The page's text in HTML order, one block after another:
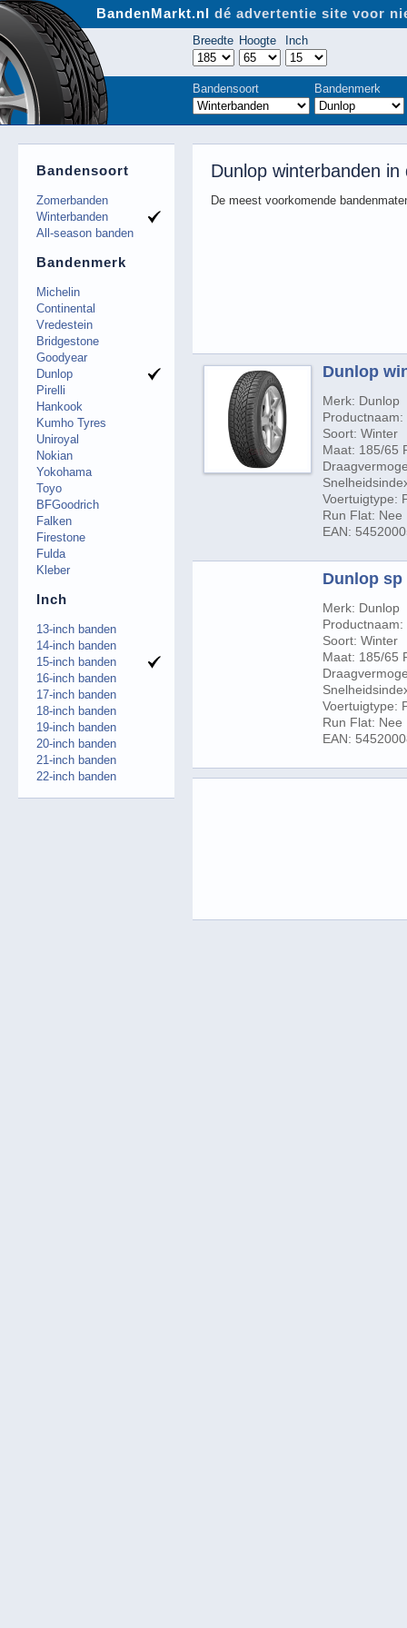
Dunlop winterbanden
De meest voorkomende
Dunlop
Merk: Dunlop
Soort: Winter
Maat: 185/65
Voertuigtype:
Run Flat: Nee
EAN:
Dunlop sp
Merk: Dunlop
Soort: Winter
Maat: 185/65
Voertuigtype:
Run Flat: Nee
EAN:
Bandensoort
Zomerbanden
Winterbanden
All-season banden
Bandenmerk
Michelin
Continental
Vredestein
Bridgestone
Goodyear
Dunlop
Pirelli
Hankook
Kumho Tyres
Uniroyal
Nokian
Yokohama
Toyo
BFGoodrich
Falken
Firestone
Fulda
Kleber
Inch
13-inch banden
14-inch banden
15-inch banden
16-inch banden
17-inch banden
18-inch banden
19-inch banden
20-inch banden
21-inch banden
22-inch banden
BandenMarkt.nl dé advertentie site voor
Breedte Hoogte Inch
Bandensoort Bandenmerk